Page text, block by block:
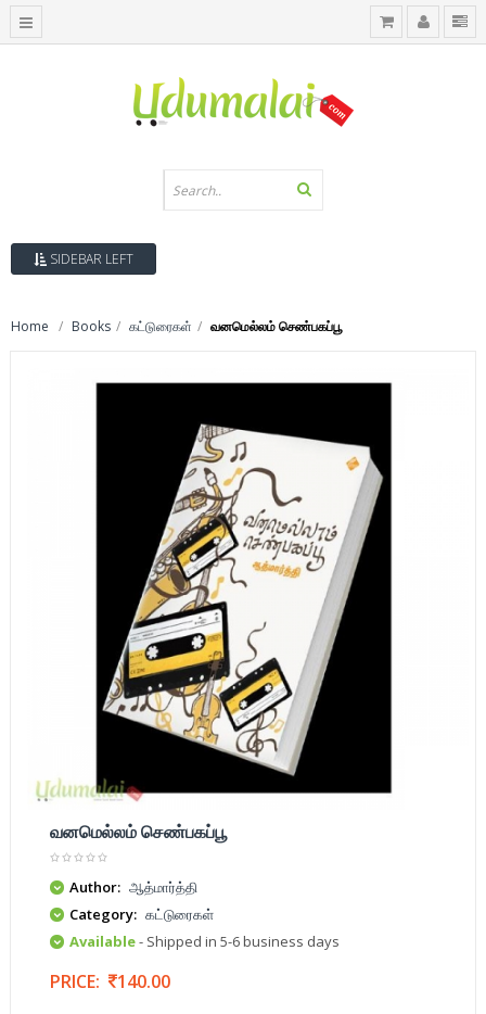
SIDEBAR LEFT
Home Books கட்டுரைகள் வனமெல்லம் செண்பகப்பூ
வனமெல்லம் செண்பகப்பூ
Author: ஆத்மார்த்தி
Category: கட்டுரைகள்
Available- Shipped in 5-6 business days
PRICE: 140.00